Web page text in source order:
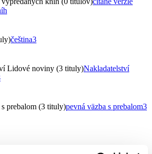
čeština3
Lidové noviny (3 tituly)Nakladatelství
s prebalom (3 tituly)pevná väzba s prebalom3